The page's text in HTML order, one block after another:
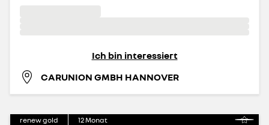
Ich bin interessiert
CARUNION GMBH HANNOVER
renew gold 12Monat